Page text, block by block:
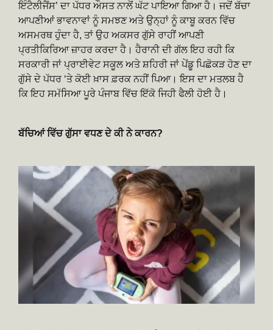
ਇੰਟੈਲੀਜੈਂਸ’ ਦਾ ਪੱਧਰ ਔਸਤ ਨਾਲੋਂ ਘੱਟ ਪਾਇਆ ਗਿਆ ਹੈ। ਜਦੋਂ ਬੱਚਾ
ਆਪਣੀਆਂ ਭਾਵਨਾਵਾਂ ਨੂੰ ਸਮਝਣ ਅਤੇ ਉਨ੍ਹਾਂ ਨੂੰ ਕਾਬੂ ਕਰਨ ਵਿੱਚ
ਅਸਮਰਥ ਹੁੰਦਾ ਹੈ, ਤਾਂ ਉਹ ਅਕਸਰ ਗੁੱਸੇ ਰਾਹੀਂ ਆਪਣੀ
ਪ੍ਰਤੀਕਿਰਿਆ ਜ਼ਾਹਰ ਕਰਦਾ ਹੈ। ਹੈਰਾਨੀ ਦੀ ਗੱਲ ਇਹ ਰਹੀ ਕਿ
ਸਰਕਾਰੀ ਜਾਂ ਪ੍ਰਾਈਵੇਟ ਸਕੂਲ ਅਤੇ ਸ਼ਹਿਰੀ ਜਾਂ ਪੇਂਡੂ ਪਿਛੋਕੜ ਹੋਣ ਦਾ
ਗੁੱਸੇ ਦੇ ਪੱਧਰ ‘ਤੇ ਕੋਈ ਖ਼ਾਸ ਫ਼ਰਕ ਨਹੀਂ ਪਿਆ। ਇਸ ਦਾ ਮਤਲਬ ਹੈ
ਕਿ ਇਹ ਸਮੱਸਿਆ ਪੂਰੇ ਪੰਜਾਬ ਵਿੱਚ ਇੱਕੋ ਜਿਹੀ ਫੈਲੀ ਹੋਈ ਹੈ।
ਬੱਚਿਆਂ ਵਿੱਚ ਗੁੱਸਾ ਵਧਣ ਦੇ ਕੀ ਨੇ ਕਾਰਨ?